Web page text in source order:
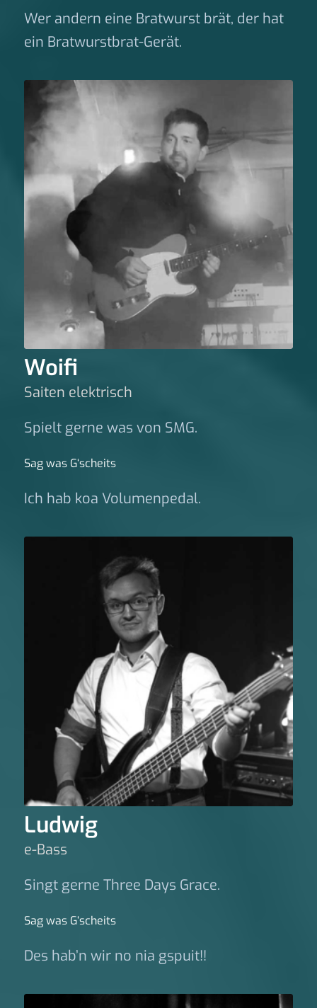
Wer andern eine Bratwurst brät, der hat
ein Bratwurstbrat-Gerät.
Woifi
Saiten elektrisch
Spielt gerne was von SMG.
Sag was G‘scheits
Ich hab koa Volumenpedal.
Ludwig
e-Bass
Singt gerne Three Days Grace.
Sag was G‘scheits
Des hab’n wir no nia gspuit!!